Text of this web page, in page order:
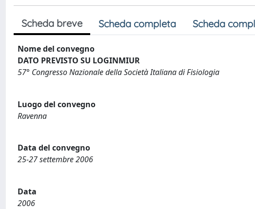
Scheda breve Scheda completa Scheda
Nome del convegno
DATO PREVISTO SU LOGINMIUR
57° Congresso Nazionale della Società Italiana di Fisiologia
Luogo del convegno
Ravenna
Data del convegno
25-27 settembre 2006
Data
2006